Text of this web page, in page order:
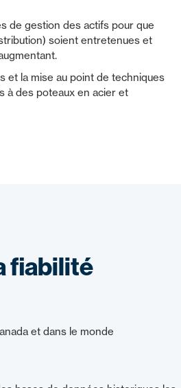
de gestion des actifs pour que
soient entretenues et
et la mise au point de techniques
à des poteaux en acier et
fiabilité
et dans le monde